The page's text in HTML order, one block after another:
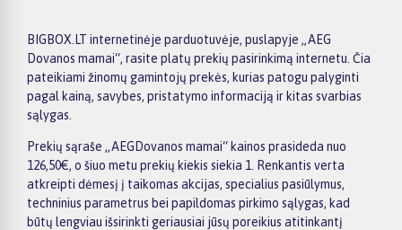
BIGBOX.LT internetinėje parduotuvėje, puslapyje „AEG
Dovanos mamai“, rasite platų prekių pasirinkimą internetu. Čia
pateikiami žinomų gamintojų prekės, kurias patogu palyginti
pagal kainą, savybes, pristatymo informaciją ir kitas svarbias
sąlygas.
Prekių sąraše „AEGDovanos mamai“ kainos prasideda nuo
126,50€, o šiuo metu prekių kiekis siekia 1. Renkantis verta
atkreipti dėmesį į taikomas akcijas, specialius pasiūlymus,
techninius parametrus bei papildomas pirkimo sąlygas, kad
būtų lengviau išsirinkti geriausiai jūsų poreikius atitinkantį